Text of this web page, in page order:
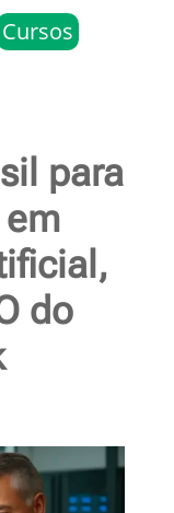
Cursos
para
do